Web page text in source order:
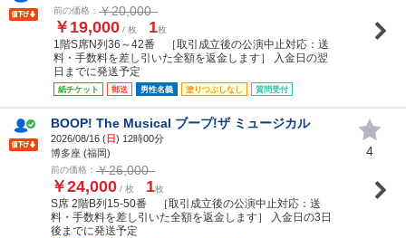
前の価格： ￥20,000
￥19,000 / 枚 1枚
1階S席N列36～42番 ［取引成立後の公演中止対応：送
料・手数料を差し引いた全額を返金します］ 入金日の翌
日までに発送予定
紙チケット 郵送 男性名義 塗りつぶしなし 質問受付
BOOP! The Musical ブープ!ザ ミュージカル
2026/08/16 (日) 12時00分
博多座 (福岡)
前の価格： ￥26,000
￥24,000 / 枚 1枚
S席 2階B列15-50番 ［取引成立後の公演中止対応：送
料・手数料を差し引いた全額を返金します］ 入金日の3日
後までに発送予定
4